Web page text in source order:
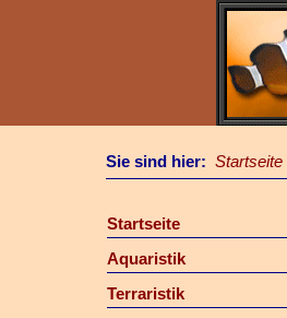
Sie sind hier: Startseite
Startseite
Aquaristik
Terraristik